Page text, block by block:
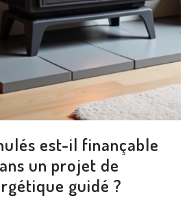
est-il finançable
un projet de
guidé ?